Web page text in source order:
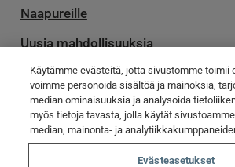
Naapureille
Uusia mahdollisuuksia
Palvelu­toimittajille
Ota yhteyttä
Poikkeamatiedotteet
Käytämme evästeitä, jotta sivustomme toimii
voimme personoida sisältöä ja mainoksia,
median ominaisuuksia ja analysoida
myös tietoja tavasta, jolla käytät
median, mainonta- ja
Evästeasetukset